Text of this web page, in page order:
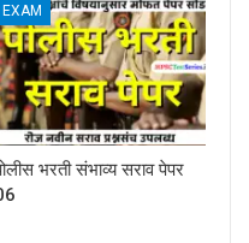
EXAM
भरती संभाव्य सराव पेपर